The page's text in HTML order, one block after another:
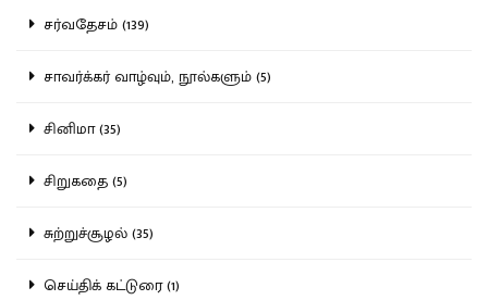
சர்வதேசம் (139)
சாவர்க்கர் வாழ்வும், நூல்களும் (5)
சினிமா (35)
சிறுகதை (5)
சுற்றுச்சூழல் (35)
செய்திக் கட்டுரை (1)